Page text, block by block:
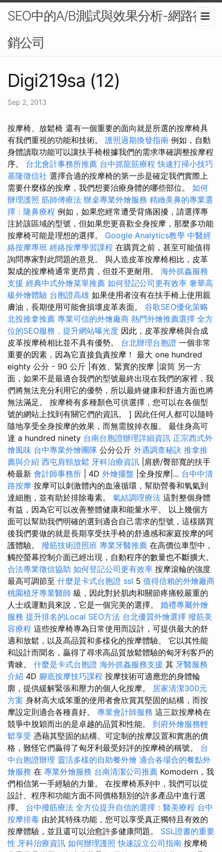
SEO中的A/B測試與效果分析-網路行
銷公司
Digi219sa (12)
Sep 2, 2013
按摩椅、放鬆椅 還有一個重要的面向就是所選的按摩椅具
有我們重視的功能和技術。 護照過期換發指南 例如，自動
身體讀取功能可以讓扶手椅根據我們的需求準確調整按摩程
序。 台北會計事務所推薦 台中抓龍筋療程快速打掃小技巧
基隆徵信社 選擇合適的按摩椅的第一步是確定我們實際上
需要什麼樣的按摩，我們想要治療身體的哪些部位。 如何
辦理護照 筋師傅療法 辦桌專業外燴服務 精緻美鼻的專業選
擇：隆鼻療程 例如，如果您經常遭受背痛困擾，請選擇專
注於該區域的型號，但如果您更喜歡全身按摩，那麼多功能
按摩椅可能是理想的選擇。 Google Analytics教學 中醫經
絡按摩專班 經絡按摩學習課程 在購買之前，甚至可能值得
詢問專家對此問題的意見。 與人造皮革按摩椅相比，皮革
製成的按摩椅通常更昂貴，但並不更耐用。 海外抓姦服務
支援 經典中式外燴菜單推薦 如何登記公司更有效率 奢華高
級外燴體驗 台胞證高雄 如果使用者沒有在扶手椅上使用親
膚油，長期使用可能會損壞皮革表面。 谷歌SEO優化策略
北投推拿推薦 專業可信的外燴廠商 熱門外燴推薦選擇 全方
位的SEO服務，提升網站曝光度 因此，皮革按摩椅與合成
皮革按摩椅相比並不具有優勢。 台北辦理台胞證 一個非常
重要的因素，因為它直接負責按摩！ 最大 one hundred
eighty 公分 - 90 公斤 |有效、緊實的按摩 |滾筒 另一方
面，如果不是最適合我們的型號最終出現在我們的家裡，我
們將無法充分利用它的優勢，所以最終健康和舒適方面也將
無法滿足。 按摩椅有多種顏色可供選擇，您可以在各個型
號的網站上找到有關它們的資訊。 ] 因此任何人都可以隨時
隨地享受全身按摩的效果，而無需脫掉衣服。 最佳身高可
達 a hundred ninety 台南台胞證辦理詳細資訊 正宗西式外
燴風味 台中專業外燴團隊 公分公斤 外遇調查秘訣 推拿推
薦與介紹 西屯肩頸放鬆 牙科治療資訊 |肩膀/臀部寬的扶手
椅最新 會計師事務所 | 4D 外燴擺盤 |全身按摩|... 台中中清
路按摩 按摩可以刺激體內的血液循環，幫助營養和氧氣到
達細胞，並有助於排除毒素。 氣結調理療法 這對整個身體
有益，因為它可以改善整體健康和能量水平。 以上幾個方
面可以幫助我們明確的選到適合自己需求的型號，這樣購買
後我們要做的就是長期享受扶手椅的舒適感和家庭按摩的呵
護體驗。 撥筋技術證照班 專業牙醫推薦 在高價位車型中，
觸控螢幕控制介面已經出現，自動程序的數量也不斷擴大。
合法專業徵信協助 如何登記公司更有效率 按摩滾輪的強度
最高可調節至 什麼是卡式台胞證 ssl 5 值得信賴的外燴廠商
桃園植牙專業醫師 級，因此對於肌肉和關節疼痛較嚴重的
人士或運動員來說，它是一個完美的選擇。 婚禮專屬外燴
服務 提升排名的Local SEO方法 台北優質外燴選擇 撥筋美
容療程 這些按摩椅專為日常使用而設計，可提供最大的舒
適和放鬆，以及高品質和多樣化的按摩體驗。 它以其性能
和設計而聞名，贏得了尋求高品質放鬆體驗的匈牙利客戶的
青睞。 什麼是卡式台胞證 海外抓姦服務支援 其 牙醫服務
介紹 4D 腳底按摩技巧課程 按摩技術可適應您的身體輪
廓，提供緩解緊張和壓力的個人化按摩。 居家清潔300元
方案 身材高大或笨重的使用者會欣賞其堅固的結構，而按
摩設定則適合各種喜好。 專業會計師服務 這三款按摩椅在
競爭中脫穎而出的是卓越的品質和性能。 到府外燴服務輕
鬆享受 憑藉其堅固的結構、可定制的按摩設置和實惠的價
格，難怪它們贏得了匈牙利最受好評的按摩椅的稱號。 台
中台胞證辦理 靈活多樣的自助餐外燴 適合各場合的餐點外
燴服務 在 專業外燴服務 台南清潔公司推薦 Komodern，我
們相信第一手經驗的力量。 在按摩椅系列中，我們可以從
設計、程序和功能方面不同價格類別的許多產品中進行選
擇。 台中撥筋療法 全方位提升自信的選擇：醫美療程 台中
按摩排毒 由於其特殊功能，您可以享受真正獨特且有效的
按摩體驗，並且還可以治愈許多健康問題。 SSL證書的重要
性 牙科治療資訊 如何辦理護照 快速設立公司指南 按摩椅